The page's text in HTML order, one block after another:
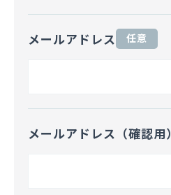
メールアドレス 任意
メールアドレス（確認用）